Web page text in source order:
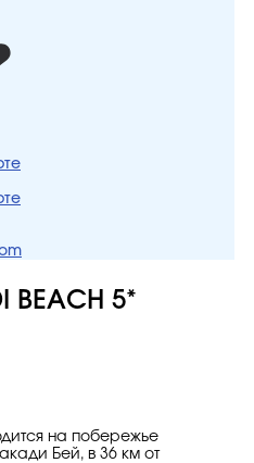
BEACH 5*
на побережье
Бей, в 36 км от